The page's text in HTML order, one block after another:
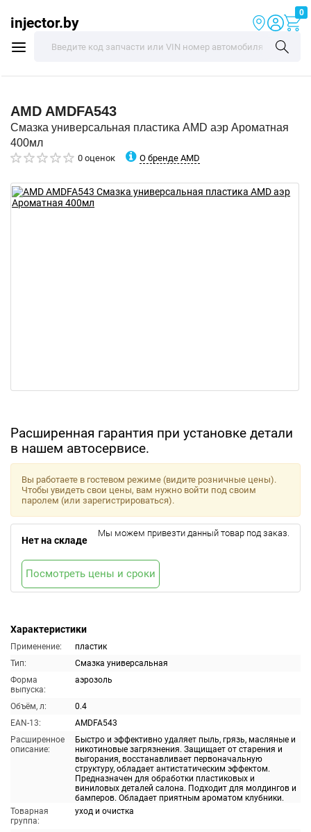
injector.by
0
AMD AMDFA543
Смазка универсальная пластика AMD аэр Ароматная
400мл
0 оценок О бренде AMD
Расширенная гарантия при установке детали
в нашем автосервисе.
Характеристики
Применение:
пластик
Тип:
Смазка универсальная
Форма
выпуска:
аэрозоль
Объём, л:
0.4
EAN-13:
AMDFA543
Расширенное
описание:
Быстро и эффективно удаляет пыль, грязь, масляные и
никотиновые загрязнения. Защищает от старения и
выгорания, восстанавливает первоначальную
структуру, обладает антистатическим эффектом.
Предназначен для обработки пластиковых и
виниловых деталей салона. Подходит для молдингов и
бамперов. Обладает приятным ароматом клубники.
Товарная
группа:
уход и очистка
Вы работаете в гостевом режиме (видите розничные цены).
Чтобы увидеть свои цены, вам нужно войти под своим
паролем (или зарегистрироваться).
Нет на складе
Мы можем привезти данный товар под заказ.
Посмотреть цены и сроки